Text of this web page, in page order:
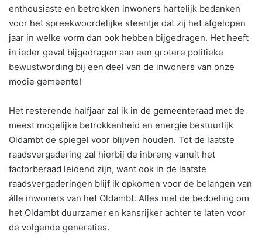
enthousiaste en betrokken inwoners hartelijk bedanken
voor het spreekwoordelijke steentje dat zij het afgelopen
jaar in welke vorm dan ook hebben bijgedragen. Het heeft
in ieder geval bijgedragen aan een grotere politieke
bewustwording bij een deel van de inwoners van onze
mooie gemeente!
Het resterende halfjaar zal ik in de gemeenteraad met de
meest mogelijke betrokkenheid en energie bestuurlijk
Oldambt de spiegel voor blijven houden. Tot de laatste
raadsvergadering zal hierbij de inbreng vanuit het
factorberaad leidend zijn, want ook in de laatste
raadsvergaderingen blijf ik opkomen voor de belangen van
álle inwoners van het Oldambt. Alles met de bedoeling om
het Oldambt duurzamer en kansrijker achter te laten voor
de volgende generaties.